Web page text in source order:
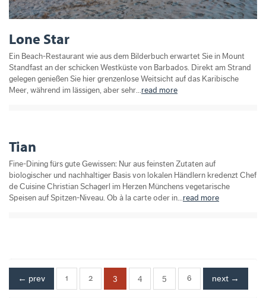
Lone Star
Ein Beach-Restaurant wie aus dem Bilderbuch erwartet Sie in Mount
Standfast an der schicken Westküste von Barbados. Direkt am Strand
gelegen genießen Sie hier grenzenlose Weitsicht auf das Karibische
Meer, während im lässigen, aber sehr... read more
Tian
Fine-Dining fürs gute Gewissen: Nur aus feinsten Zutaten auf
biologischer und nachhaltiger Basis von lokalen Händlern kredenzt Chef
de Cuisine Christian Schagerl im Herzen Münchens vegetarische
Speisen auf Spitzen-Niveau. Ob à la carte oder in...read more
← prev 1 2 3 4 5 6 next →